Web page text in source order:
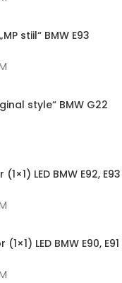
stiil“ BMW E93
style“ BMW G22
LED BMW E92, E93
LED BMW E90, E91